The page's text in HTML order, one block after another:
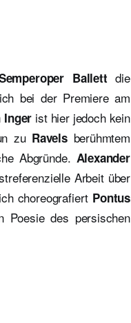
Ballettdie
bei der Premiere am
Inger ist hier jedoch kein
zu Ravelsberühmtem
Abgründe. Alexander
Arbeit über
choreografiert Pontus
Poesie des persischen